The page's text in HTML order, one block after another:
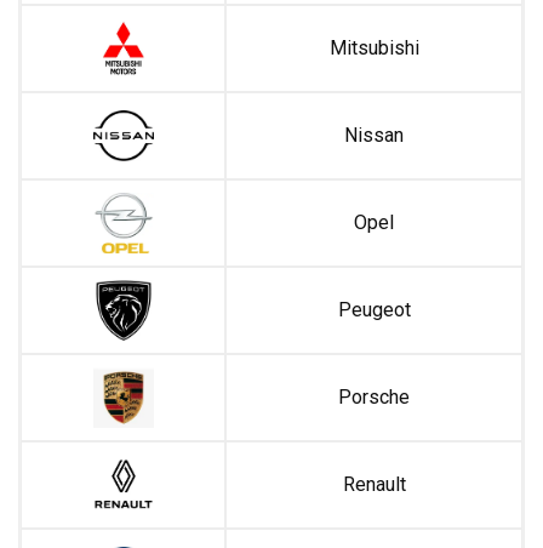
Mitsubishi
Nissan
Opel
Peugeot
Porsche
Renault